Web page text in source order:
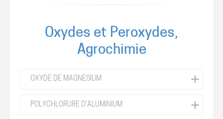
Oxydes et Peroxydes,
Agrochimie
OXYDE DE MAGNÉSIUM
POLYCHLORURE D'ALUMINIUM